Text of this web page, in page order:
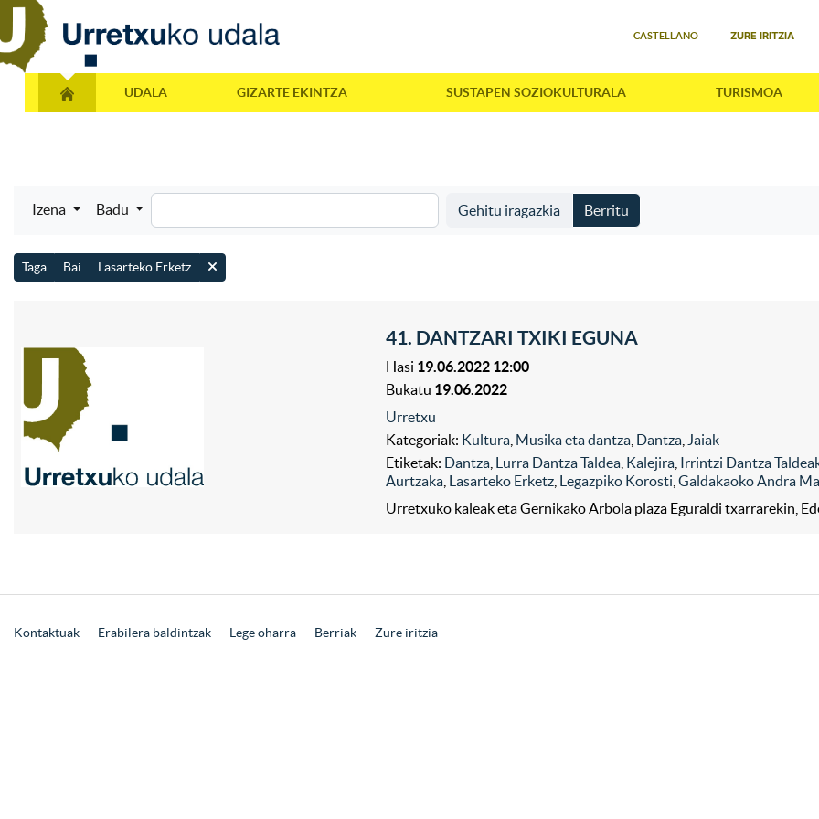
CASTELLANO ZURE IRITZIA
UDALA GIZARTE EKINTZA SUSTAPEN SOZIOKULTURALA TURISMOA
Izena Badu Gehitu iragazkia Berritu
Taga Bai Lasarteko Erketz
41. DANTZARI TXIKI EGUNA
Hasi 19.06.2022 12:00
Bukatu 19.06.2022
Urretxu
Kategoriak: Kultura Musika eta dantza Dantza Jaiak
Etiketak: Dantza Lurra Dantza Taldea Kalejira Irrintzi Dantza
Aurtzaka Lasarteko Erketz Legazpiko Korosti ,Galdakaoko Andra
Urretxuko kaleak eta Gernikako Arbola plaza Eguraldi txarrarekin,
Kontaktuak Erabilera baldintzak Lege oharra Berriak Zure iritzia